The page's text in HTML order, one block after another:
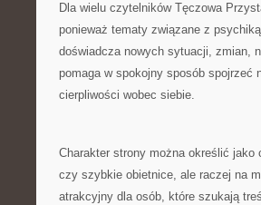
Dla wielu czytelników Tęczowa
ponieważ tematy związane z
doświadcza nowych sytuacji, zmian,
pomaga w spokojny sposób spojrzeć
cierpliwości wobec siebie.
Charakter strony można określić jako
czy szybkie obietnice, ale raczej na
atrakcyjny dla osób, które szukają